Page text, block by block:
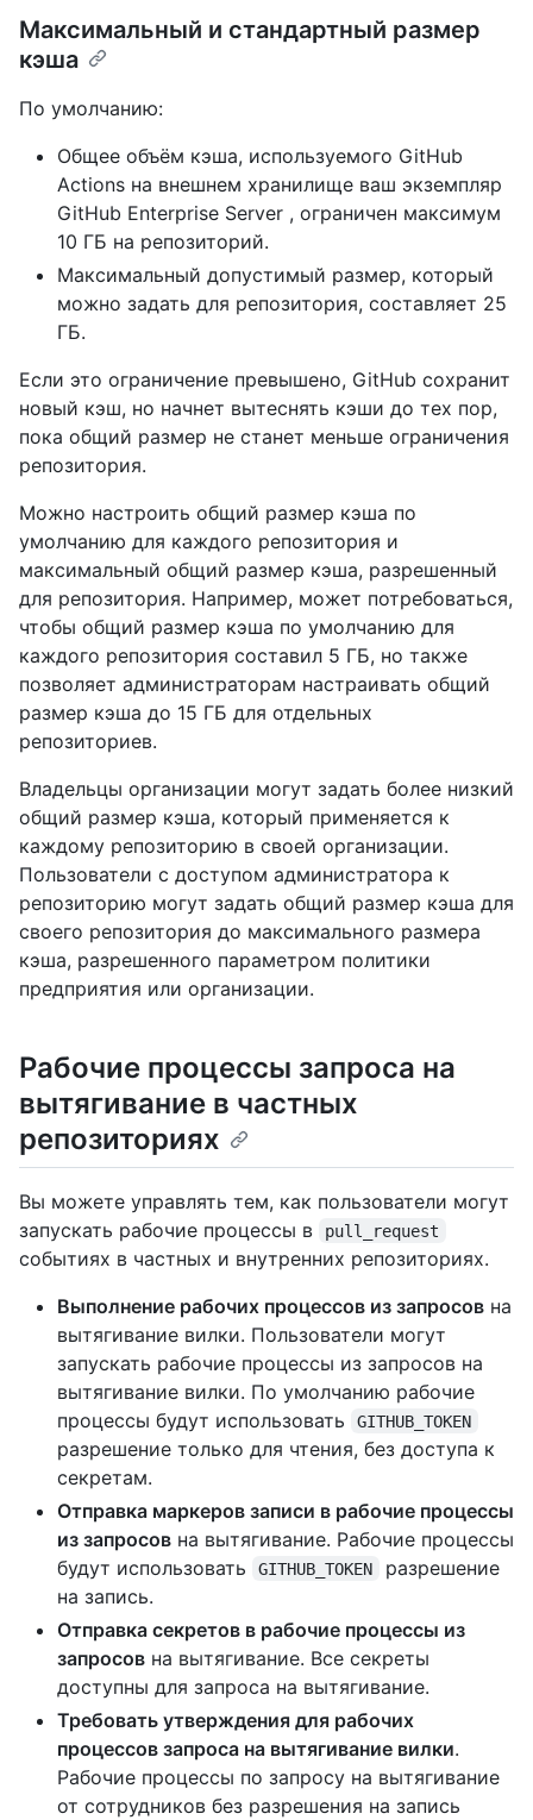
Максимальный и стандартный размер
кэша
По умолчанию:
Общее объём кэша, используемого GitHub
Actions на внешнем хранилище ваш экземпляр
GitHub Enterprise Server , ограничен максимум
10 ГБ на репозиторий.
Максимальный допустимый размер, который
можно задать для репозитория, составляет 25
ГБ.
Если это ограничение превышено, GitHub сохранит
новый кэш, но начнет вытеснять кэши до тех пор,
пока общий размер не станет меньше ограничения
репозитория.
Можно настроить общий размер кэша по
умолчанию для каждого репозитория и
максимальный общий размер кэша, разрешенный
для репозитория. Например, может потребоваться,
чтобы общий размер кэша по умолчанию для
каждого репозитория составил 5 ГБ, но также
позволяет администраторам настраивать общий
размер кэша до 15 ГБ для отдельных
репозиториев.
Владельцы организации могут задать более низкий
общий размер кэша, который применяется к
каждому репозиторию в своей организации.
Пользователи с доступом администратора к
репозиторию могут задать общий размер кэша для
своего репозитория до максимального размера
кэша, разрешенного параметром политики
предприятия или организации.
Рабочие процессы запроса на
вытягивание в частных
репозиториях
Вы можете управлять тем, как пользователи могут
запускать рабочие процессы в
pull_request
событиях в частных и внутренних репозиториях.
Выполнение рабочих процессов из запросов на
вытягивание вилки. Пользователи могут
запускать рабочие процессы из запросов на
вытягивание вилки. По умолчанию рабочие
процессы будут использовать
GITHUB_TOKEN
разрешение только для чтения, без доступа к
секретам.
Отправка маркеров записи в рабочие процессы
из запросов на вытягивание. Рабочие процессы
будут использовать
GITHUB_TOKEN
разрешение
на запись.
Отправка секретов в рабочие процессы из
запросов на вытягивание. Все секреты
доступны для запроса на вытягивание.
Требовать утверждения для рабочих
процессов запроса на вытягивание вилки.
Рабочие процессы по запросу на вытягивание
от сотрудников без разрешения на запись